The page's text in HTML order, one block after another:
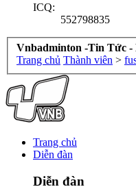
ICQ:
552798835
Vnbadminton -Tin Tức -
Trang chủ Thành viên >
Trang chủ
Diễn đàn
Diễn đàn